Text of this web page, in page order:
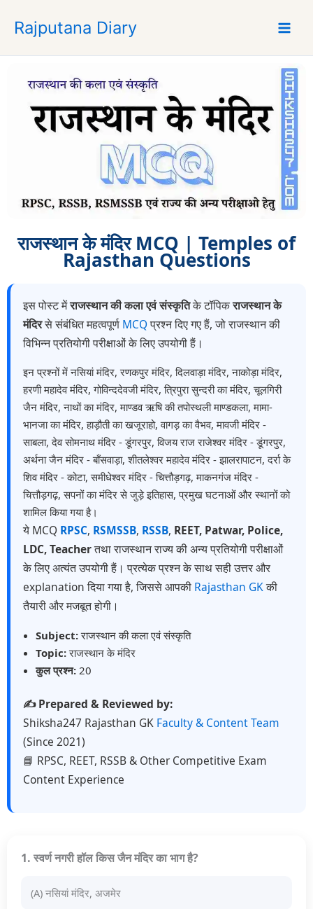
p
Rajputana Diary
राजस्थान के मंदिर MCQ | Temples of
Rajasthan Questions
इस पोस्ट मेंराजस्थान की कला एवं संस्कृतिके टॉपिकराजस्थान के
मंदिरसे संबंधित महत्वपूर्ण MCQप्रश्न दिए गए हैं, जो राजस्थान की
विभिन्न प्रतियोगी परीक्षाओं के लिए उपयोगी हैं।
इन प्रश्नों में नसियां मंदिर, रणकपुर मंदिर, दिलवाड़ा मंदिर, नाकोड़ा मंदिर,
हरणी महादेव मंदिर, गोविन्ददेवजी मंदिर, त्रिपुरा सुन्दरी का मंदिर, चूलगिरी
जैन मंदिर, नाथों का मंदिर, माण्डव ऋषि की तपोस्थली माण्डकला, मामा-
भानजा का मंदिर, हाड़ौती का खजूराहो, वागड़ का वैभव, मावजी मंदिर -
साबला, देव सोमनाथ मंदिर - डूंगरपुर, विजय राज राजेश्वर मंदिर - डूंगरपुर,
अर्थना जैन मंदिर - बाँसवाड़ा, शीतलेश्वर महादेव मंदिर - झालरापाटन, दर्रा के
शिव मंदिर - कोटा, समीधेश्वर मंदिर - चित्तौड़गढ़, माकनगंज मंदिर -
चित्तौड़गढ़, सपनों का मंदिर से जुड़े इतिहास, प्रमुख घटनाओं और स्थानों को
शामिल किया गया है।
ये MCQ RPSC, RSMSSB, RSSB, REET, Patwar, Police,
LDC, Teacherतथा राजस्थान राज्य की अन्य प्रतियोगी परीक्षाओं
के लिए अत्यंत उपयोगी हैं। प्रत्येक प्रश्न के साथ सही उत्तर और
explanation दिया गया है, जिससे आपकी Rajasthan GKकी
तैयारी और मजबूत होगी।
Subject:राजस्थान की कला एवं संस्कृति
Topic:राजस्थान के मंदिर
कुल प्रश्न: 20
✍️ Prepared & Reviewed by:
Shiksha247 Rajasthan GK Faculty & Content Team
(Since 2021)
📘 RPSC, REET, RSSB & Other Competitive Exam
Content Experience
1. स्वर्ण नगरी हॉल किस जैन मंदिर का भाग है?
(A) नसियां मंदिर, अजमेर